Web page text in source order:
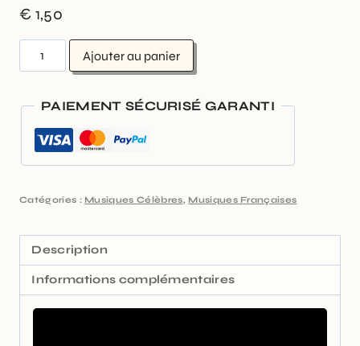
€ 1,50
Ajouter au panier
PAIEMENT SÉCURISÉ GARANTI
Catégories : Musiques Célèbres, Musiques Françaises
Description
Informations complémentaires